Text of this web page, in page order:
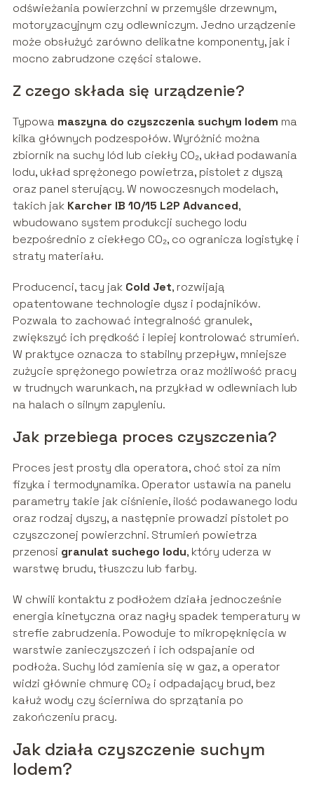
odświeżania powierzchni w przemyśle drzewnym,
motoryzacyjnym czy odlewniczym. Jedno urządzenie
może obsłużyć zarówno delikatne komponenty, jak i
mocno zabrudzone części stalowe.
Z czego składa się urządzenie?
Typowa maszyna do czyszczenia suchym lodem ma
kilka głównych podzespołów. Wyróżnić można
zbiornik na suchy lód lub ciekły CO₂, układ podawania
lodu, układ sprężonego powietrza, pistolet z dyszą
oraz panel sterujący. W nowoczesnych modelach,
takich jak Karcher IB 10/15 L2P Advanced,
wbudowano system produkcji suchego lodu
bezpośrednio z ciekłego CO₂, co ogranicza logistykę i
straty materiału.
Producenci, tacy jak Cold Jet, rozwijają
opatentowane technologie dysz i podajników.
Pozwala to zachować integralność granulek,
zwiększyć ich prędkość i lepiej kontrolować strumień.
W praktyce oznacza to stabilny przepływ, mniejsze
zużycie sprężonego powietrza oraz możliwość pracy
w trudnych warunkach, na przykład w odlewniach lub
na halach o silnym zapyleniu.
Jak przebiega proces czyszczenia?
Proces jest prosty dla operatora, choć stoi za nim
fizyka i termodynamika. Operator ustawia na panelu
parametry takie jak ciśnienie, ilość podawanego lodu
oraz rodzaj dyszy, a następnie prowadzi pistolet po
czyszczonej powierzchni. Strumień powietrza
przenosi granulat suchego lodu, który uderza w
warstwę brudu, tłuszczu lub farby.
W chwili kontaktu z podłożem działa jednocześnie
energia kinetyczna oraz nagły spadek temperatury w
strefie zabrudzenia. Powoduje to mikropęknięcia w
warstwie zanieczyszczeń i ich odspajanie od
podłoża. Suchy lód zamienia się w gaz, a operator
widzi głównie chmurę CO₂ i odpadający brud, bez
kałuż wody czy ścierniwa do sprzątania po
zakończeniu pracy.
Jak działa czyszczenie suchym
lodem?